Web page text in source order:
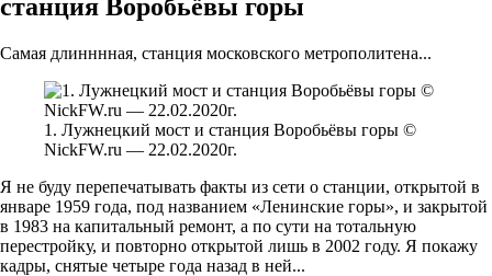
станция Воробьёвы горы
Самая длинннная, станция московского метрополитена...
1. Лужнецкий мост и станция Воробьёвы горы ©
NickFW.ru — 22.02.2020г.
Я не буду перепечатывать факты из сети о станции, открытой в
январе 1959 года, под названием «Ленинские горы», и закрытой
в 1983 на капитальный ремонт, а по сути на тотальную
перестройку, и повторно открытой лишь в 2002 году. Я покажу
кадры, снятые четыре года назад в ней...